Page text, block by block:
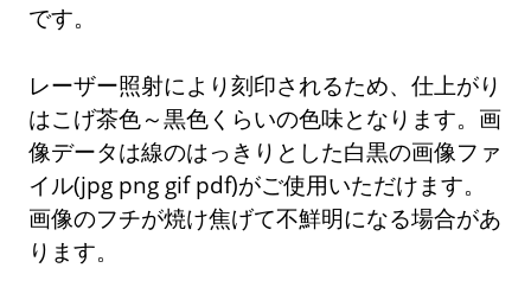
です。
レーザー照射により刻印されるため、仕上がり
はこげ茶色～黒色くらいの色味となります。画
像データは線のはっきりとした白黒の画像ファ
イル(jpg png gif pdf)がご使用いただけます。
画像のフチが焼け焦げて不鮮明になる場合があ
ります。